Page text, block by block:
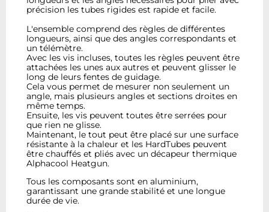
précision les tubes rigides est rapide et facile.
L'ensemble comprend des règles de différentes
longueurs, ainsi que des angles correspondants et
un télémètre.
Avec les vis incluses, toutes les règles peuvent être
attachées les unes aux autres et peuvent glisser le
long de leurs fentes de guidage.
Cela vous permet de mesurer non seulement un
angle, mais plusieurs angles et sections droites en
même temps.
Ensuite, les vis peuvent toutes être serrées pour
que rien ne glisse.
Maintenant, le tout peut être placé sur une surface
résistante à la chaleur et les HardTubes peuvent
être chauffés et pliés avec un décapeur thermique
Alphacool Heatgun.
Tous les composants sont en aluminium,
garantissant une grande stabilité et une longue
durée de vie.